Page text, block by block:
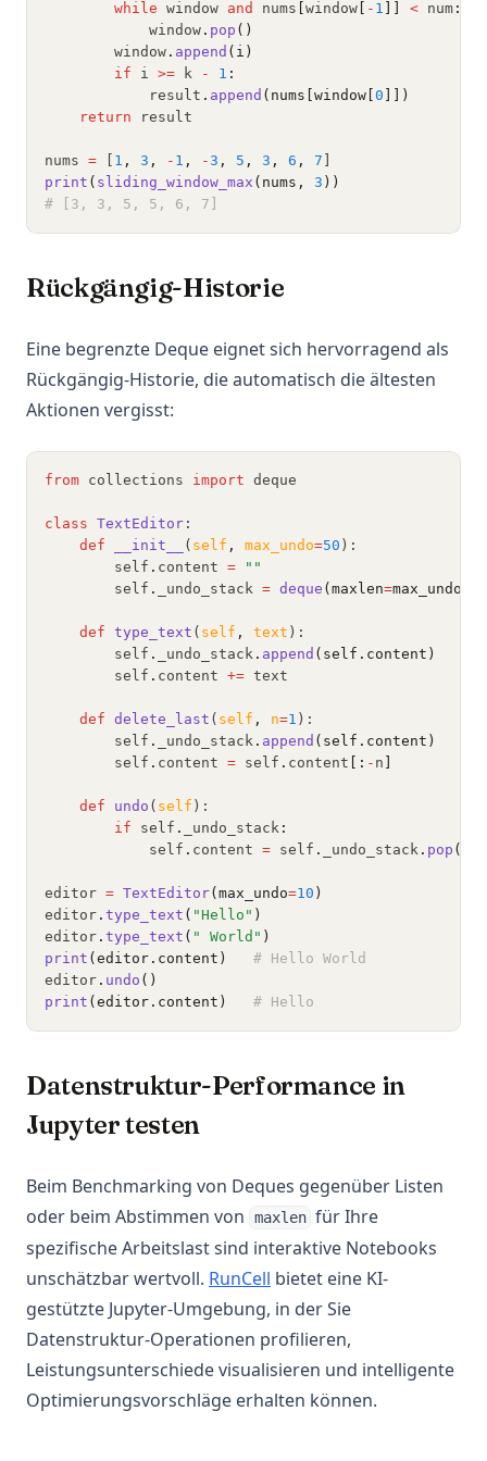
while window and nums window - 1 < num :
            window
. pop ()
        window
. append (i)
if i >= k - 1 :
            result
. append (nums[window[ 0 ]])
return result
nums = 1 , 3 , - 1 , -3 , 5 , 3 , 6 , 7
print ( sliding_window_max (nums, 3 ))
# [3, 3, 5, 5, 6, 7]
Rückgängig-Historie
Eine begrenzte Deque eignet sich hervorragend als
Rückgängig-Historie, die automatisch die ältesten
Aktionen vergisst:
from collections import deque
class TextEditor :
def
__init__ ( self , max_undo=50 ):
        self
. content =
""
        self
. _undo_stack = deque (maxlen=max_undo)
def type_text ( self , text ):
        self
. _undo_stack . append (self.content)
        self
. content += text
def delete_last ( self , n=1 ):
        self
. _undo_stack . append (self.content)
        self
. content = self . content [: - n
def undo ( self ):
if self . _undo_stack :
            self
. content = self . _undo_stack . pop ()
editor = TextEditor(max_undo=10 )
editor . type_text ( "Hello" )
editor . type_text ( " World" )
print (editor.content)
# Hello World
editor . undo ()
print (editor.content) # Hello
Datenstruktur-Performance in
Jupyter testen
Beim Benchmarking von Deques gegenüber Listen
oder beim Abstimmen von
maxlen für Ihre
spezifische Arbeitslast sind interaktive Notebooks
unschätzbar wertvoll. RunCell (opens in a new tab)
bietet eine KI-
gestützte Jupyter-Umgebung, in der Sie
Datenstruktur-Operationen profilieren,
Leistungsunterschiede visualisieren und intelligente
Optimierungsvorschläge erhalten können.